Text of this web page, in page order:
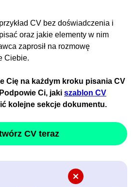
CV bez doświadczenia i
oraz jakie elementy w nim
zaprosił na rozmowę
Ciebie.
Cię na każdym kroku pisania CV
Ci, jaki szablon CV
kolejne sekcje dokumentu.
CV teraz